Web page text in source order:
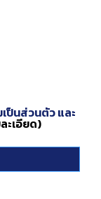
ป็นส่วนตัว และ
ะเอียด)